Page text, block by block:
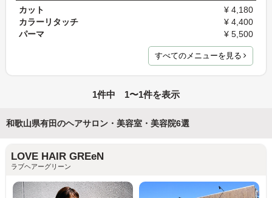
カット
¥ 4,180
カラーリタッチ
¥ 4,400
パーマ
¥ 5,500
すべてのメニューを見る
1件中 1〜1件を表示
和歌山県有田のヘアサロン・美容室・美容院6選
LOVE HAIR GREeN
ラブヘアーグリーン